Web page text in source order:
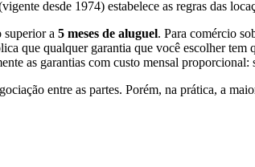
desde 1974) estabelece as regras das
superior a 5 meses de aluguel. Para comércio
que qualquer garantia que você escolher tem
as garantias com custo mensal
entre as partes. Porém, na prática, a